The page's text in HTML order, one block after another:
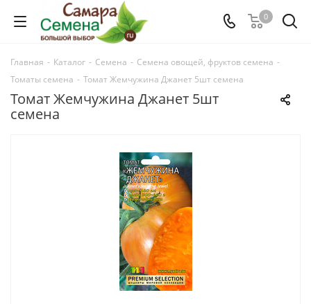
0
Главная - Каталог - Семена - Семена овощей, фруктов семена -
Томаты семена - Томат Жемчужина Джанет 5шт семена
Томат Жемчужина Джанет 5шт
семена